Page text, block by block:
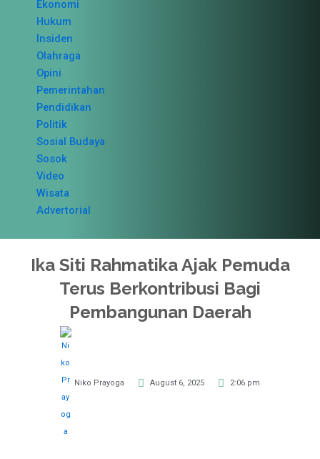
Ekonomi
Hukum
Insiden
Olahraga
Opini
Pemerintahan
Pendidikan
Politik
Sosial Budaya
Sosok
Video
Wisata
Advertorial
Ika Siti Rahmatika Ajak Pemuda
Terus Berkontribusi Bagi
Pembangunan Daerah
Niko Prayoga August 6, 2025 2:06 pm